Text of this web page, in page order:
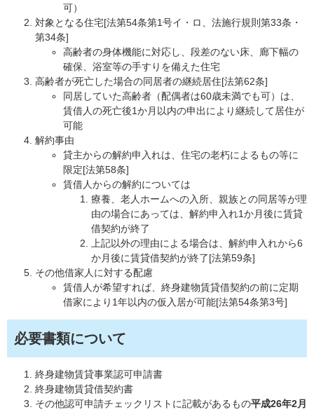
可）
対象となる住宅[法第54条第1号イ・ロ、法施行規則第33条・
第34条]
高齢者の身体機能に対応し、段差のない床、廊下幅の
確保、浴室等の手すりを備えた住宅
高齢者が死亡した場合の同居者の継続居住[法第62条]
同居していた高齢者（配偶者は60歳未満でも可）は、
賃借人の死亡後1か月以内の申出により継続して居住が
可能
解約事由
貸主からの解約申入れは、住宅の老朽によるもの等に
限定[法第58条]
賃借人からの解約については
療養、老人ホームへの入所、親族との同居等が理
由の場合にあっては、解約申入れ1か月後に賃貸
借契約が終了
上記以外の理由による場合は、解約申入れから6
か月後に賃貸借契約が終了[法第59条]
その他借家人に対する配慮
賃借人が希望すれば、終身建物賃貸借契約の前に定期
借家により1年以内の仮入居が可能[法第54条第3号]
必要書類について
終身建物賃貸事業認可申請書
終身建物賃貸借契約書
その他認可申請チェックリストに記載があるもの平成26年2月